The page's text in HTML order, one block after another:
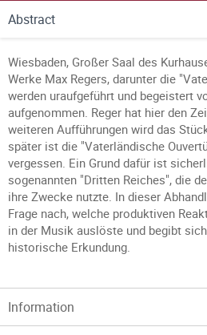
Abstract
Wiesbaden, Großer Saal des
Werke Max Regers, darunter die
werden uraufgeführt und begeistert
aufgenommen. Reger hat hier den
weiteren Aufführungen wird das
später ist die "Vaterländische
vergessen. Ein Grund dafür ist
sogenannten "Dritten Reiches", die
ihre Zwecke nutzte. In dieser
Frage nach, welche produktiven
in der Musik auslöste und begibt
historische Erkundung.
Information